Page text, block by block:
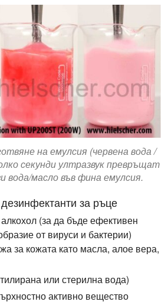
на емулсия (червена вода /
секунди ултразвук превръщат
вода/масло във фина емулсия.
за ръце
(за да бъде ефективен
от вируси и бактерии)
за кожата като масла, алое вера,
или стерилна вода)
активно вещество